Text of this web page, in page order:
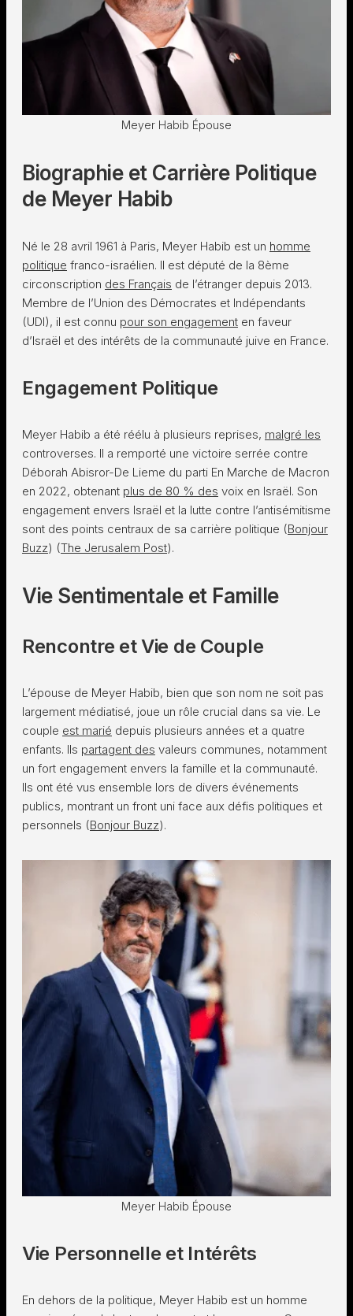
Meyer Habib Épouse
Biographie et Carrière Politique
de Meyer Habib
Né le 28 avril 1961 à Paris, Meyer Habib est un homme
politique franco-israélien. Il est député de la 8ème
circonscription des Français de l’étranger depuis 2013.
Membre de l’Union des Démocrates et Indépendants
(UDI), il est connu pour son engagement en faveur
d’Israël et des intérêts de la communauté juive en France.
Engagement Politique
Meyer Habib a été réélu à plusieurs reprises, malgré les
controverses. Il a remporté une victoire serrée contre
Déborah Abisror-De Lieme du parti En Marche de Macron
en 2022, obtenant plus de 80 % des voix en Israël. Son
engagement envers Israël et la lutte contre l’antisémitisme
sont des points centraux de sa carrière politique​ (Bonjour
Buzz)​​ (The Jerusalem Post)​.
Vie Sentimentale et Famille
Rencontre et Vie de Couple
L’épouse de Meyer Habib, bien que son nom ne soit pas
largement médiatisé, joue un rôle crucial dans sa vie. Le
couple est marié depuis plusieurs années et a quatre
enfants. Ils partagent des valeurs communes, notamment
un fort engagement envers la famille et la communauté.
Ils ont été vus ensemble lors de divers événements
publics, montrant un front uni face aux défis politiques et
personnels​ (Bonjour Buzz)​.
Meyer Habib Épouse
Vie Personnelle et Intérêts
En dehors de la politique, Meyer Habib est un homme